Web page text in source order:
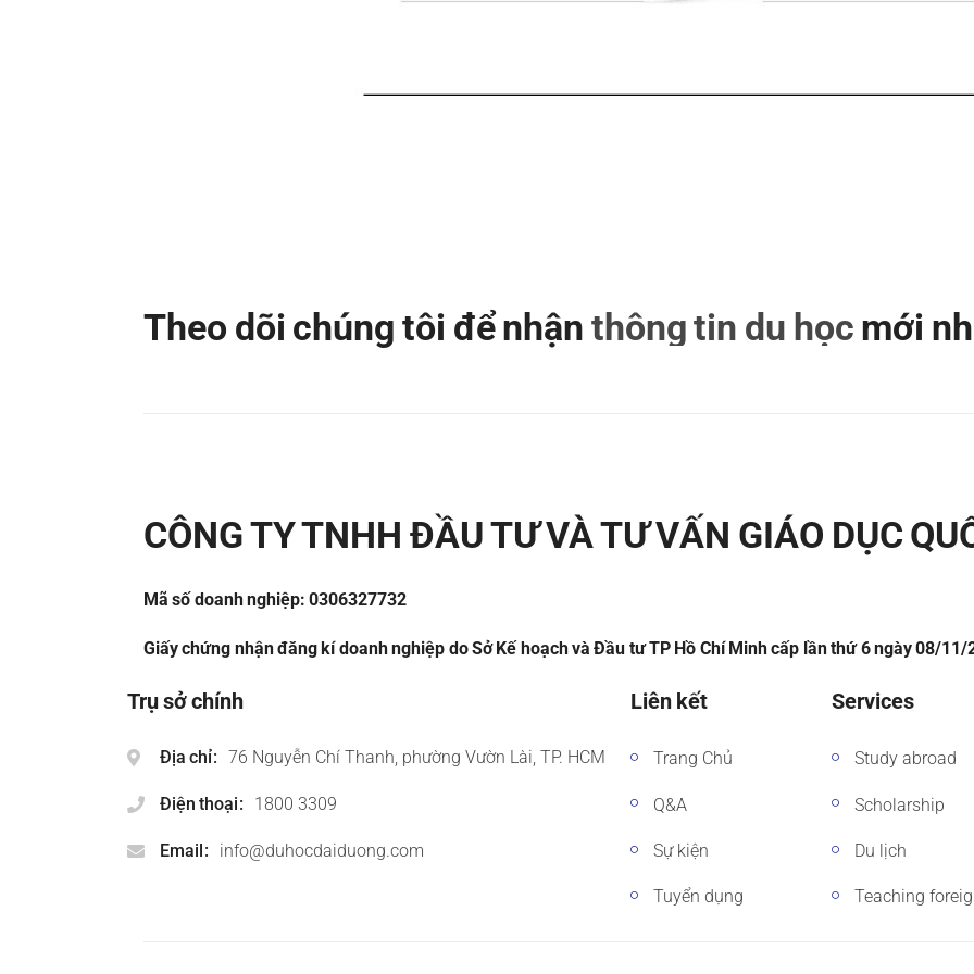
Theo dõi chúng tôi để nhận thông tin du học mới
CÔNG TY TNHH ĐẦU TƯ VÀ TƯ VẤN GIÁO DỤC
Mã số doanh nghiệp: 0306327732
Giấy chứng nhận đăng kí doanh nghiệp do Sở Kế hoạch và Đầu tư TP Hồ Chí Minh cấp lần thứ 6 ngày 08/11/
Trụ sở chính
Địa chỉ 76 Nguyễn Chí Thanh, phường Vườn Lài, TP. HCM
Điện thoại 1800 3309
Email info@duhocdaiduong.com
Liên kết
Trang Chủ
Q&A
Sự kiện
Tuyển dụng
Services
Study abroad
Scholarship
Du lịch
Teaching